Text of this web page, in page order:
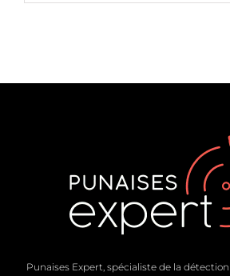
Punaises Expert, spécialiste de la